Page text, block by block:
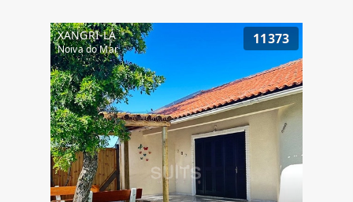
XANGRI-LÁ
Noiva do Mar
11373